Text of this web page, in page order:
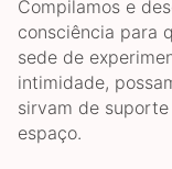
Compilamos e
consciência para
sede de
intimidade,
sirvam de
espaço.